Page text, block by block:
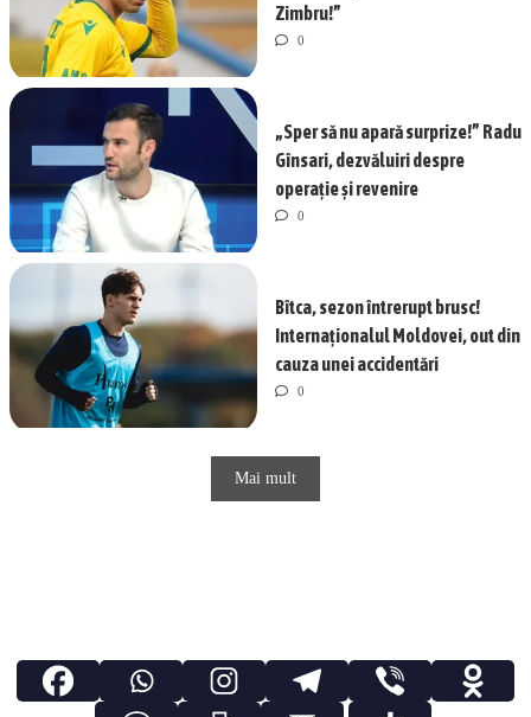
Zimbru!”
0
„Sper să nu apară surprize!” Radu
Gînsari, dezvăluiri despre
operație și revenire
0
Bîtca, sezon întrerupt brusc!
Internaționalul Moldovei, out din
cauza unei accidentări
0
Mai mult